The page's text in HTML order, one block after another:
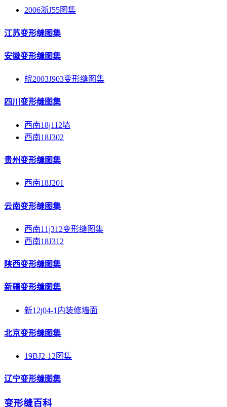
2006浙J55图集
江苏变形缝图集
安徽变形缝图集
皖2003J903变形缝图集
四川变形缝图集
西南18j112墙
西南18J302
贵州变形缝图集
西南18J201
云南变形缝图集
西南11j312变形缝图集
西南18J312
陕西变形缝图集
新疆变形缝图集
新12j04-1内装修墙面
北京变形缝图集
19BJ2-12图集
辽宁变形缝图集
变形缝百科